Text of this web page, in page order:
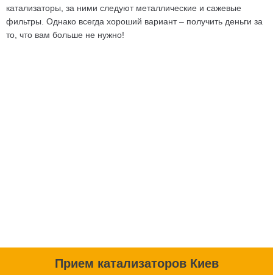
катализаторы, за ними следуют металлические и сажевые
фильтры. Однако всегда хороший вариант – получить деньги за
то, что вам больше не нужно!
Прием катализаторов Киев